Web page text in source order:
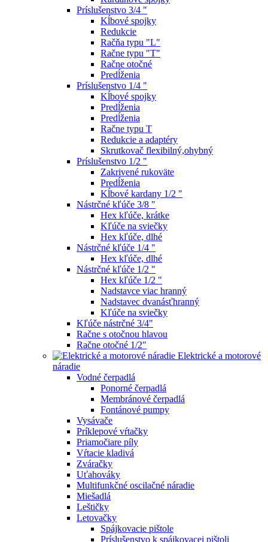
Príslušenstvo 3/4 "
Kĺbové spojky
Redukcie
Račňa typu "L"
Račne typu "T"
Račne otočné
Predĺženia
Príslušenstvo 1/4 "
Kĺbové spojky
Predĺženia
Predĺženia
Račne typu T
Redukcie a adaptéry
Skrutkovač flexibilný,ohybný
Príslušenstvo 1/2 "
Zakrivené rukoväte
Predĺženia
Kĺbové kardany 1/2 "
Nástrčné kľúče 3/8 "
Hex kľúče, krátke
Kľúče na sviečky
Hex kľúče, dlhé
Nástrčné kľúče 1/4 "
Hex kľúče, dlhé
Nástrčné kľúče 1/2 "
Hex kľúče 1/2 "
Nadstavce viac hranný
Nadstavec dvanásťhranný
Kľúče na sviečky
Kľúče nástrčné 3/4"
Račne s otočnou hlavou
Račne otočné 1/2"
Elektrické a motorové
náradie
Vodné čerpadlá
Ponorné čerpadlá
Membránové čerpadlá
Fontánové pumpy
Vysávače
Príklepové vŕtačky
Priamočiare píly
Vŕtacie kladivá
Zváračky
Uťahováky
Multifunkčné oscilačné náradie
Miešadlá
Leštičky
Letovačky
Spájkovacie pištole
Príslušenstvo k spájkovacej pištoli